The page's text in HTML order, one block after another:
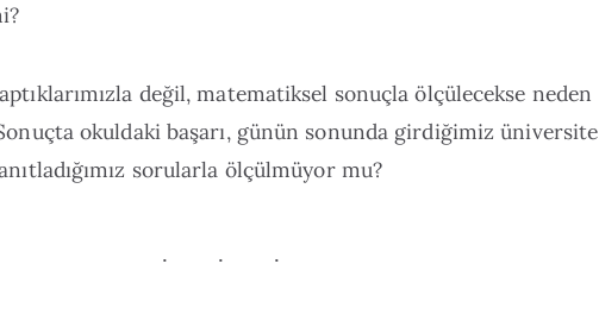
değil, matematiksel sonuçla ölçülecekse neden
okuldaki başarı, günün sonunda girdiğimiz üniversite
sorularla ölçülmüyor mu?